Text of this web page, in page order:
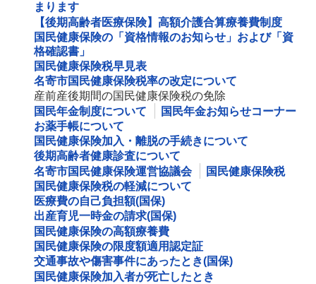
まります
【後期高齢者医療保険】高額介護合算療養費制度
国民健康保険の「資格情報のお知らせ」および「資
格確認書」
国民健康保険税早見表
名寄市国民健康保険税率の改定について
産前産後期間の国民健康保険税の免除
国民年金制度について
国民年金お知らせコーナー
お薬手帳について
国民健康保険加入・離脱の手続きについて
後期高齢者健康診査について
名寄市国民健康保険運営協議会
国民健康保険税
国民健康保険税の軽減について
医療費の自己負担額(国保)
出産育児一時金の請求(国保)
国民健康保険の高額療養費
国民健康保険の限度額適用認定証
交通事故や傷害事件にあったとき(国保)
国民健康保険加入者が死亡したとき